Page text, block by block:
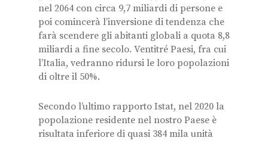
nel 2064 con circa 9,7 miliardi di persone e
poi comincerà l’inversione di tendenza che
farà scendere gli abitanti globali a quota 8,8
miliardi a fine secolo. Ventitré Paesi, fra cui
l’Italia, vedranno ridursi le loro popolazioni
di oltre il 50%.
Secondo l’ultimo rapporto Istat, nel 2020 la
popolazione residente nel nostro Paese è
risultata inferiore di quasi 384 mila unità